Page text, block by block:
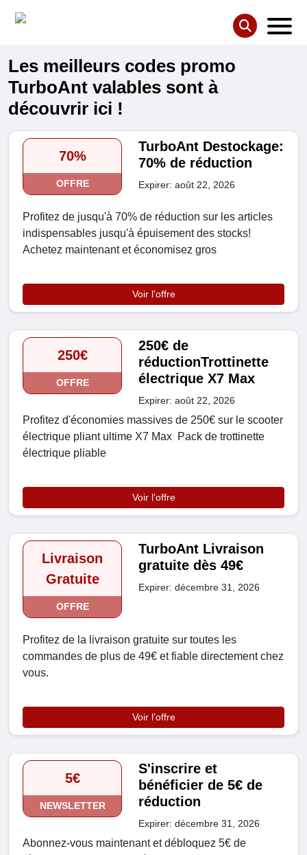
Les meilleurs codes promo
TurboAnt valables sont à
découvrir ici !
70%
OFFRE
TurboAnt Destockage:
70% de réduction
Expirer: août 22, 2026
Profitez de jusqu'à 70% de réduction sur les articles
indispensables jusqu'à épuisement des stocks!
Achetez maintenant et économisez gros
Voir l'offre
250€
OFFRE
250€ de
réductionTrottinette
électrique X7 Max
Expirer: août 22, 2026
Profitez d'économies massives de 250€ sur le scooter
électrique pliant ultime X7 Max Pack de trottinette
électrique pliable
Voir l'offre
Livraison
Gratuite
OFFRE
TurboAnt Livraison
gratuite dès 49€
Expirer: décembre 31, 2026
Profitez de la livraison gratuite sur toutes les
commandes de plus de 49€ et fiable directement chez
vous.
Voir l'offre
5€
NEWSLETTER
S'inscrire et
bénéficier de 5€ de
réduction
Expirer: décembre 31, 2026
Abonnez-vous maintenant et débloquez 5€ de